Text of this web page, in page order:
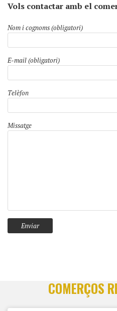
Vols contactar amb el
Nom i cognoms (obligatori)
E-mail (obligatori)
Telèfon
Missatge
COMERÇOS